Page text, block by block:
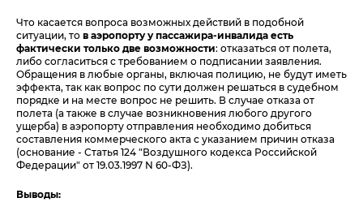
Что касается вопроса возможных действий в подобной
ситуации, тов аэропорту у пассажира-инвалида есть
фактически только две возможности: отказаться от полета,
либо согласиться с требованием о подписании заявления.
Обращения в любые органы, включая полицию, не будут иметь
эффекта, так как вопрос по сути должен решаться в судебном
порядке и на месте вопрос не решить. В случае отказа от
полета (а также в случае возникновения любого другого
ущерба) в аэропорту отправления необходимо добиться
составления коммерческого акта с указанием причин отказа
(основание - Статья 124 "Воздушного кодекса Российской
Федерации" от 19.03.1997 N 60-ФЗ).
Выводы: